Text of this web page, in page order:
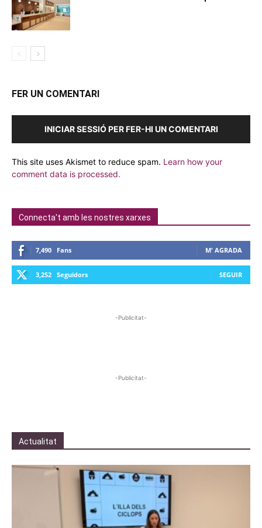
FER UN COMENTARI
INICIAR SESSIÓ PER FER-HI UN COMENTARI
This site uses Akismet to reduce spam. Learn how your
comment data is processed.
Connecta't amb les nostres xarxes
7,490 Fans M' AGRADA
3,252 Seguidors SEGUIR
-Publicitat-
-Publicitat-
Actualitat